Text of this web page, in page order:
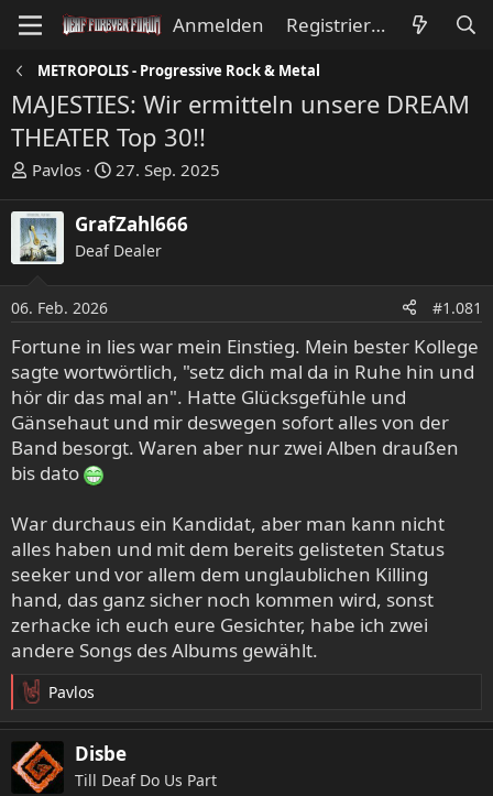
Anmelden Registrieren
METROPOLIS - Progressive Rock & Metal
MAJESTIES: Wir ermitteln unsere DREAM
THEATER Top 30!!
E
s
t
e
l
r
Pavlos
E
s
t
e
l
a
m
27. Sep. 2025
GrafZahl666
Deaf Dealer
06. Feb. 2026 #1.081
Fortune in lies war mein Einstieg. Mein bester Kollege
sagte wortwörtlich, "setz dich mal da in Ruhe hin und
hör dir das mal an". Hatte Glücksgefühle und
Gänsehaut und mir deswegen sofort alles von der
Band besorgt. Waren aber nur zwei Alben draußen
bis dato
War durchaus ein Kandidat, aber man kann nicht
alles haben und mit dem bereits gelisteten Status
seeker und vor allem dem unglaublichen Killing
hand, das ganz sicher noch kommen wird, sonst
zerhacke ich euch eure Gesichter, habe ich zwei
andere Songs des Albums gewählt.
R
e
a
k
t
Pavlos
Disbe
Till Deaf Do Us Part